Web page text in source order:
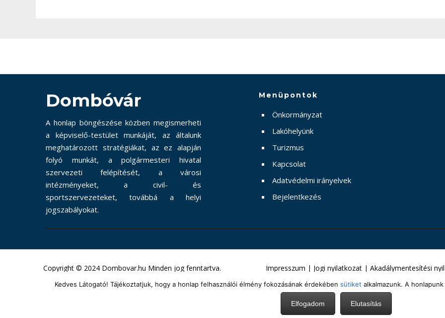
Dombóvár
A honlap böngészése közben megismerheti
a képviselő-testület munkáját, az általunk
meghatározott stratégiákat, az ez alapján
folyó munkát, a polgármesteri hivatal
szervezeti felépítését, a városi
intézményeket, a civil- és
sportszervezeteket, továbbá a helyi
jogszabályokat.
Menüpontok
Önkormányzat
Lakóhelyünk
Turizmus
Kapcsolat
Adatvédelmi irányelvek
Bejelentkezés
Copyright © 2024 Dombovar.hu Minden jog fenntartva. Impresszum | Jogi nyilatkozat | Akadálymentesítési
Kedves Látogató! Tájékoztatjuk, hogy a honlap felhasználói élmény fokozásának érdekében sütiket alkalmazunk. A
Elfogadom Elutasítás